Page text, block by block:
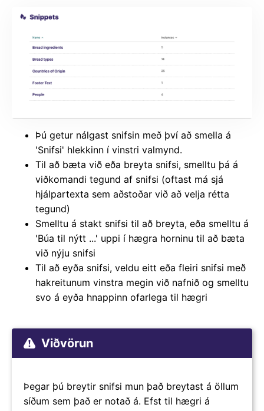
Þú getur nálgast snifsin með því að smella á
'Snifsi' hlekkinn í vinstri valmynd.
Til að bæta við eða breyta snifsi, smelltu þá á
viðkomandi tegund af snifsi (oftast má sjá
hjálpartexta sem aðstoðar við að velja rétta
tegund)
Smelltu á stakt snifsi til að breyta, eða smelltu á
'Búa til nýtt ...' uppi í hægra horninu til að bæta
við nýju snifsi
Til að eyða snifsi, veldu eitt eða fleiri snifsi með
hakreitunum vinstra megin við nafnið og smelltu
svo á eyða hnappinn ofarlega til hægri
Viðvörun
Þegar þú breytir snifsi mun það breytast á öllum
síðum sem það er notað á. Efst til hægri á